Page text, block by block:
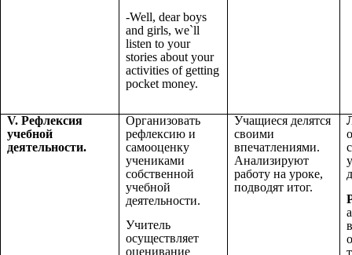
-Well, dear boys
and girls, we`ll
listen to your
stories about your
activities of getting
pocket money.
V. Рефлексия
учебной
деятельности.
Организовать
рефлексию и
самооценку
учениками
собственной
учебной
деятельности.
Учитель
осуществляет
оценивание
Учащиеся делятся
своими
впечатлениями.
Анализируют
работу на уроке,
подводят итог.